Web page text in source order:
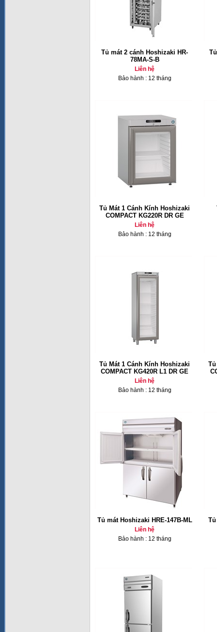
Tủ mát 2 cánh Hoshizaki HR-
78MA-S-B
Liên hệ
Bảo hành : 12 tháng
Tủ Mát 1 Cánh Kính Hoshizaki
COMPACT KG220R DR GE
Liên hệ
Bảo hành : 12 tháng
Tủ Mát 1 Cánh Kính Hoshizaki
COMPACT KG420R L1 DR GE
Liên hệ
Bảo hành : 12 tháng
Tủ mát Hoshizaki HRE-147B-ML
Liên hệ
Bảo hành : 12 tháng